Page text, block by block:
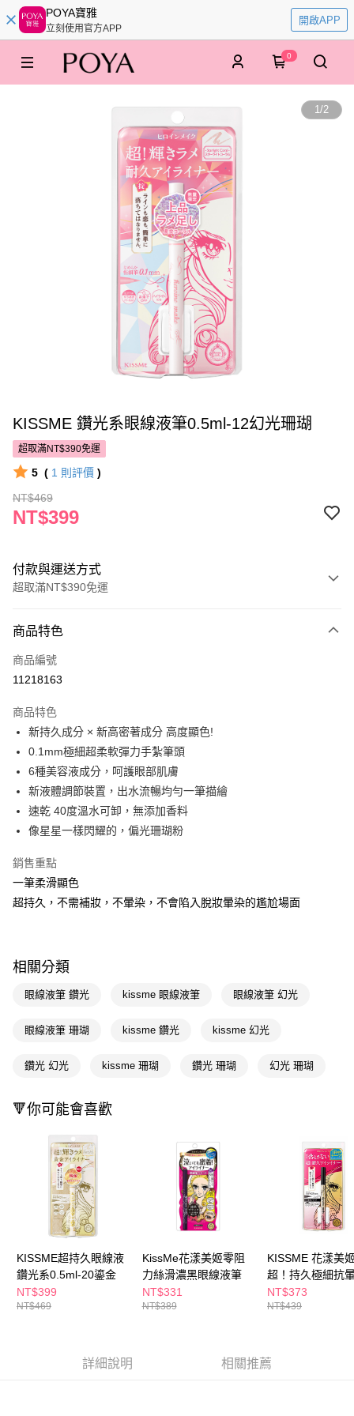
POYA寶雅
立刻使用官方APP
開啟APP
0
1/2
KISSME 鑽光系眼線液筆0.5ml-12幻光珊瑚
超取滿NT$390免運
5 ( 1 則評價 )
NT$469
NT$399
付款與運送方式
超取滿NT$390免運
POYA支付
信用卡一次付款
LINE Pay
Apple Pay
街口支付
悠遊付
【關於「AFTEE先享後付」】
２．便利：只要手機號碼，簡訊認證，即可結帳。
１．於結帳方式選擇「AFTEE先享後付」後，將跳轉至「AFTEE先享後付」
３．收到繳費通知簡訊後14天內，點擊此簡訊中的連結，可透過四大超商／
購買商品的店家。未經商家同意取消之訂單仍視為有效，需透過AFTEE先享
※ 交易是否成功請以「AFTEE先享後付 」之結帳頁面顯示為準，若有關於
是否繳費成功／繳費後需取消欲退款等相關疑問，請聯繫「AFTEE先享後付
客戶支援中心」https://netprotections.freshdesk.com/support/home
【注意事項】
１．透過由恩沛科技股份有限公司提供之「AFTEE先享後付」服務完成之交
易，需依本服務之必要範圍內提供個人資料，並將交易相關給付款項請求債
權轉讓予恩沛科技股份有限公司。
２．關於個人資料處理事宜，請瀏覽以下網址：
https://aftee.tw/terms/#terms3
３．未成年的使用者請事先徵得法定代理人或監護人之同意方可使用
「AFTEE先享後付」，若未經同意申辦者引起之損失，本公司不負相關責
任。
５．嚴禁一人註冊多個帳號或使用他人資訊註冊。若發現惡意使用之情形，
運送方式
全家取貨付款
付款後全家取貨
每筆NT$65，滿NT$390(含以上)免運費
每筆NT$65，滿NT$490(含以上)免運費
付款後萊爾富取貨
每筆NT$65，滿NT$490(含以上)免運費
7-11取貨付款
每筆NT$65，滿NT$490(含以上)免運費
付款後7-11取貨
每筆NT$65，滿NT$490(含以上)免運費
宅配(本島)
每筆NT$100，滿NT$790(含以上)免運費
每筆NT$80，滿NT$290(含以上)免運費
商品特色
商品編號
11218163
商品特色
新持久成分 × 新高密著成分 高度顯色!
0.1mm極細超柔軟彈力手紮筆頭
6種美容液成分，呵護眼部肌膚
新液體調節裝置，出水流暢均勻一筆描繪
速乾 40度溫水可卸，無添加香料
像星星一樣閃耀的，偏光珊瑚粉
銷售重點
一筆柔滑顯色
超持久，不需補妝，不暈染，不會陷入脫妝暈染的尷尬場面
相關分類
眼線液筆 鑽光 kissme 眼線液筆 眼線液筆 幻光
眼線液筆 珊瑚 kissme 鑽光 kissme 幻光
鑽光 幻光 kissme 珊瑚 鑽光 珊瑚 幻光 珊瑚
🔻你可能會喜歡
KISSME超持久眼線液
鑽光系0.5ml-20鎏金
NT$399
NT$469
KissMe花漾美姬零阻
力絲滑濃黑眼線液筆
NT$331
NT$389
KISSME 花漾美
超！持久極細抗
液筆-多款任選
NT$373
NT$439
詳細說明 相關推薦